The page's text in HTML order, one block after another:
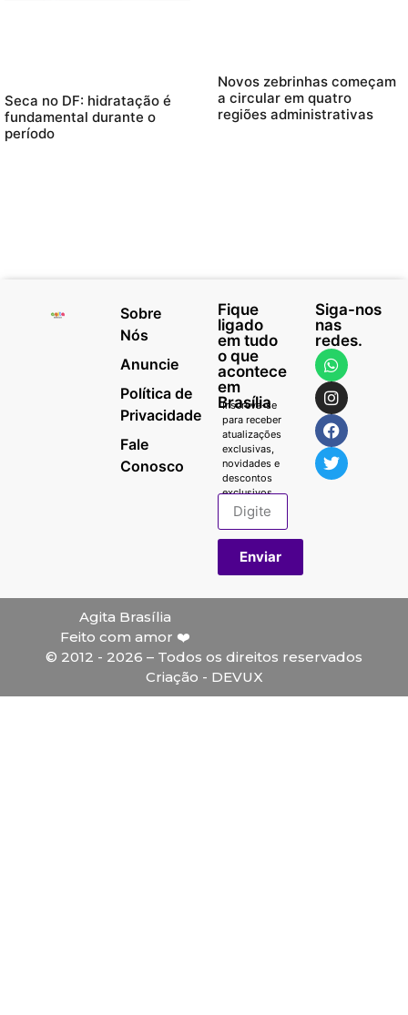
Seca no DF: hidratação é
fundamental durante o
período
Novos zebrinhas começam
a circular em quatro
regiões administrativas
Sobre
Nós
Anuncie
Política de
Privacidade
Fale
Conosco
Fique
ligado
em tudo
o que
acontece
em
Brasília
Inscreva-se
para receber
atualizações
exclusivas,
novidades e
descontos
exclusivos.
Enviar
Siga-nos
nas
redes.
Agita Brasília
Feito com amor ❤️
© 2012 - 2026 – Todos os direitos reservados
Criação - DEVUX